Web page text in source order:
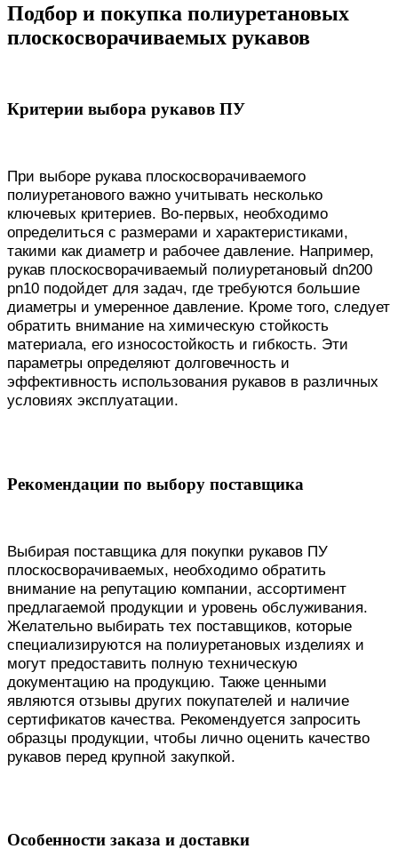
Подбор и покупка полиуретановых
плоскосворачиваемых рукавов
Критерии выбора рукавов ПУ
При выборе рукава плоскосворачиваемого
полиуретанового важно учитывать несколько
ключевых критериев. Во-первых, необходимо
определиться с размерами и характеристиками,
такими как диаметр и рабочее давление. Например,
рукав плоскосворачиваемый полиуретановый dn200
pn10 подойдет для задач, где требуются большие
диаметры и умеренное давление. Кроме того, следует
обратить внимание на химическую стойкость
материала, его износостойкость и гибкость. Эти
параметры определяют долговечность и
эффективность использования рукавов в различных
условиях эксплуатации.
Рекомендации по выбору поставщика
Выбирая поставщика для покупки рукавов ПУ
плоскосворачиваемых, необходимо обратить
внимание на репутацию компании, ассортимент
предлагаемой продукции и уровень обслуживания.
Желательно выбирать тех поставщиков, которые
специализируются на полиуретановых изделиях и
могут предоставить полную техническую
документацию на продукцию. Также ценными
являются отзывы других покупателей и наличие
сертификатов качества. Рекомендуется запросить
образцы продукции, чтобы лично оценить качество
рукавов перед крупной закупкой.
Особенности заказа и доставки